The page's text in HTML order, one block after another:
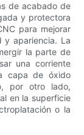
de acabado de
y protectora
para mejorar
y apariencia. La
la parte de
una corriente
capa de óxido
por otro lado,
en la superficie
o la